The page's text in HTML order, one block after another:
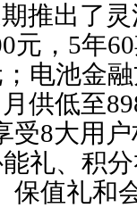
推出了
元，5年
电池金
供低至
受8大用
礼、积
保值礼和